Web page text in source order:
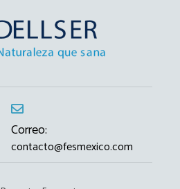
Correo:
contacto@fesmexico.com